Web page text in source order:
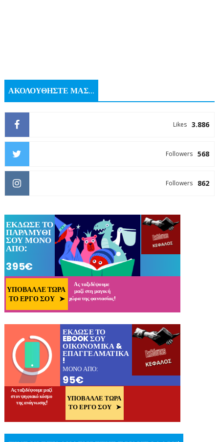
ΑΚΟΛΟΥΘΗΣΤΕ ΜΑΣ...
3.886
Likes
568
Followers
862
Followers